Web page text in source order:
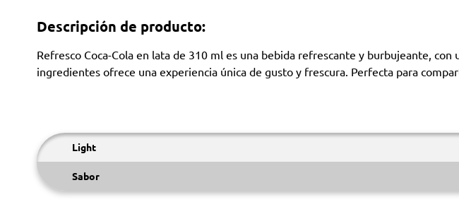
Descripción de producto:
Refresco Coca-Cola en lata de 310 ml es una bebida refrescante y burbujeante,
ingredientes ofrece una experiencia única de gusto y frescura. Perfecta para
Light
Sabor